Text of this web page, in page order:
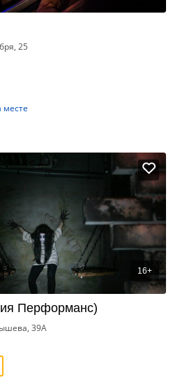
25
месте
16+
Перформанс)
39А